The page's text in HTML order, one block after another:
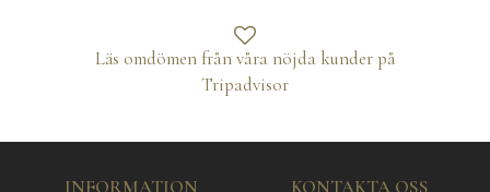
Läs omdömen från våra nöjda kunder på
Tripadvisor
INFORMATION KONTAKTA OSS